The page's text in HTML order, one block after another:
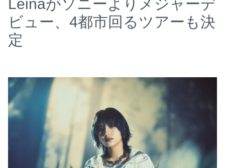
Leinaがソニーよりメジャーデ
ビュー、4都市回るツアーも決
定